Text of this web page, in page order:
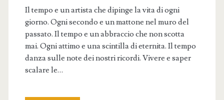
Il tempo e un artista che dipinge la vita di ogni
giorno. Ogni secondo e un mattone nel muro del
passato. Il tempo e un abbraccio che non scotta
mai. Ogni attimo e una scintilla di eternita. Il tempo
danza sulle note dei nostri ricordi. Vivere e saper
scalare le…